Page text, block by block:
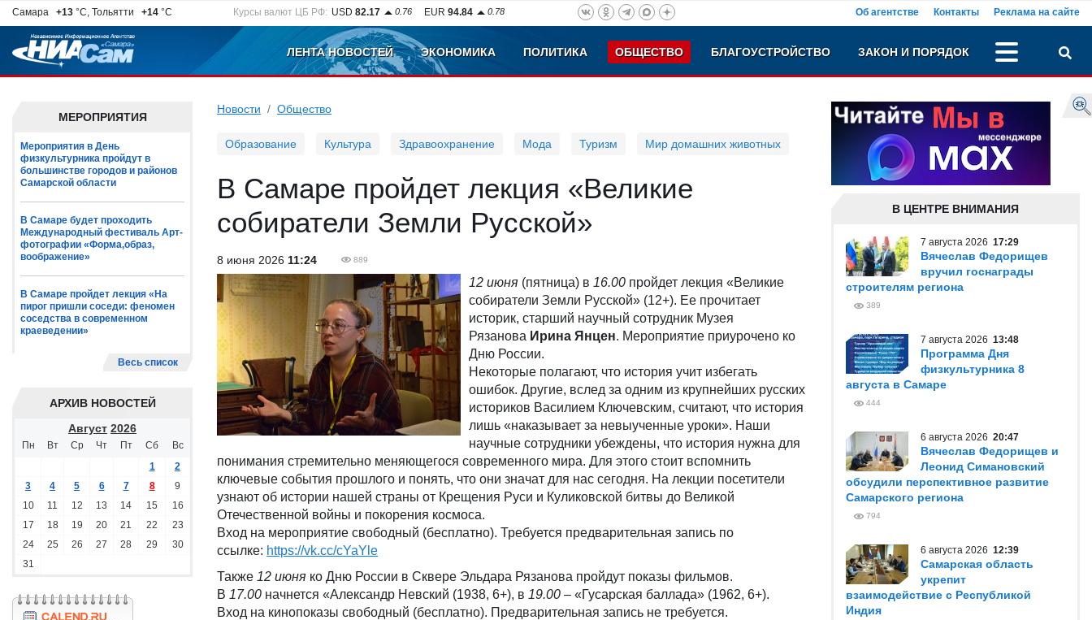
Самара +13 °C, Тольятти +14 °C Курсы валют ЦБ РФ: USD 82.17 0.76 EUR 94.84 0.78 Об агентстве Контакты Реклама на сайте
ЛЕНТА НОВОСТЕЙ ЭКОНОМИКА ПОЛИТИКА ОБЩЕСТВО БЛАГОУСТРОЙСТВО ЗАКОН И ПОРЯДОК
МЕРОПРИЯТИЯ
Мероприятия в День
физкультурника пройдут в
большинстве городов и районов
Самарской области
В Самаре будет проходить
Международный фестиваль Арт-
фотографии «Форма,образ,
воображение»
В Самаре пройдет лекция «На
пирог пришли соседи: феномен
соседства в современном
краеведении»
Весь список
АРХИВ НОВОСТЕЙ
Август 2026
Пн Вт Ср Чт Пт Сб
Вс
1
2
3
4 5 6 7 8
9
10
11 12 13 14 15
16
17
18 19 20 21 22
23
24
25 26 27 28 29
30
31
Новости Общество
Образование Культура Здравоохранение Мода Туризм Мир домашних животных
В Самаре пройдет лекция «Великие
собиратели Земли Русской»
8 июня 2026 11:24 889
12 июня (пятница) в 16.00 пройдет лекция «Великие
собиратели Земли Русской» (12+). Ее прочитает
историк, старший научный сотрудник Музея
Рязанова Ирина Янцен. Мероприятие приурочено ко
Дню России.
Некоторые полагают, что история учит избегать
ошибок. Другие, вслед за одним из крупнейших русских
историков Василием Ключевским, считают, что история
лишь «наказывает за невыученные уроки». Наши
научные сотрудники убеждены, что история нужна для
понимания стремительно меняющегося современного мира. Для этого стоит вспомнить
ключевые события прошлого и понять, что они значат для нас сегодня. На лекции посетители
узнают об истории нашей страны от Крещения Руси и Куликовской битвы до Великой
Отечественной войны и покорения космоса.
Вход на мероприятие свободный (бесплатно). Требуется предварительная запись по
ссылке: https://vk.cc/cYaYle
Также 12 июня ко Дню России в Сквере Эльдара Рязанова пройдут показы фильмов.
В 17.00 начнется «Александр Невский (1938, 6+), в 19.00 – «Гусарская баллада» (1962, 6+).
Вход на кинопоказы свободный (бесплатно). Предварительная запись не требуется.
В ЦЕНТРЕ ВНИМАНИЯ
7 августа 2026 17:29
Вячеслав Федорищев
вручил госнаграды
строителям региона
389
7 августа 2026 13:48
Программа Дня
физкультурника 8
августа в Самаре
444
6 августа 2026 20:47
Вячеслав Федорищев и
Леонид Симановский
обсудили перспективное развитие
Самарского региона
794
6 августа 2026 12:39
Самарская область
укрепит
взаимодействие с Республикой
Индия